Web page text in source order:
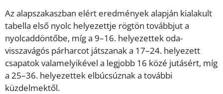
Az alapszakaszban elért eredmények alapján kialakult
tabella első nyolc helyezettje rögtön továbbjut a
nyolcaddöntőbe, míg a 9–16. helyezettek oda-
visszavágós párharcot játszanak a 17–24. helyezett
csapatok valamelyikével a legjobb 16 közé jutásért, míg
a 25–36. helyezettek elbúcsúznak a további
küzdelmektől.